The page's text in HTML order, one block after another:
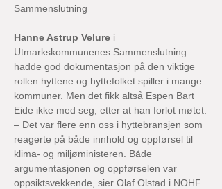
Sammenslutning
Hanne Astrup Velure i
Utmarkskommunenes Sammenslutning
hadde god dokumentasjon på den viktige
rollen hyttene og hyttefolket spiller i mange
kommuner. Men det fikk altså Espen Bart
Eide ikke med seg, etter at han forlot møtet.
– Det var flere enn oss i hyttebransjen som
reagerte på både innhold og oppførsel til
klima- og miljøministeren. Både
argumentasjonen og oppførselen var
oppsiktsvekkende, sier Olaf Olstad i NOHF.